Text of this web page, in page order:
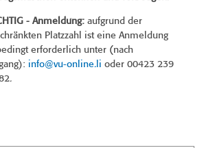
- Anmeldung: aufgrund der
Platzzahl ist eine Anmeldung
erforderlich unter (nach
info@vu-online.li oder 00423 239